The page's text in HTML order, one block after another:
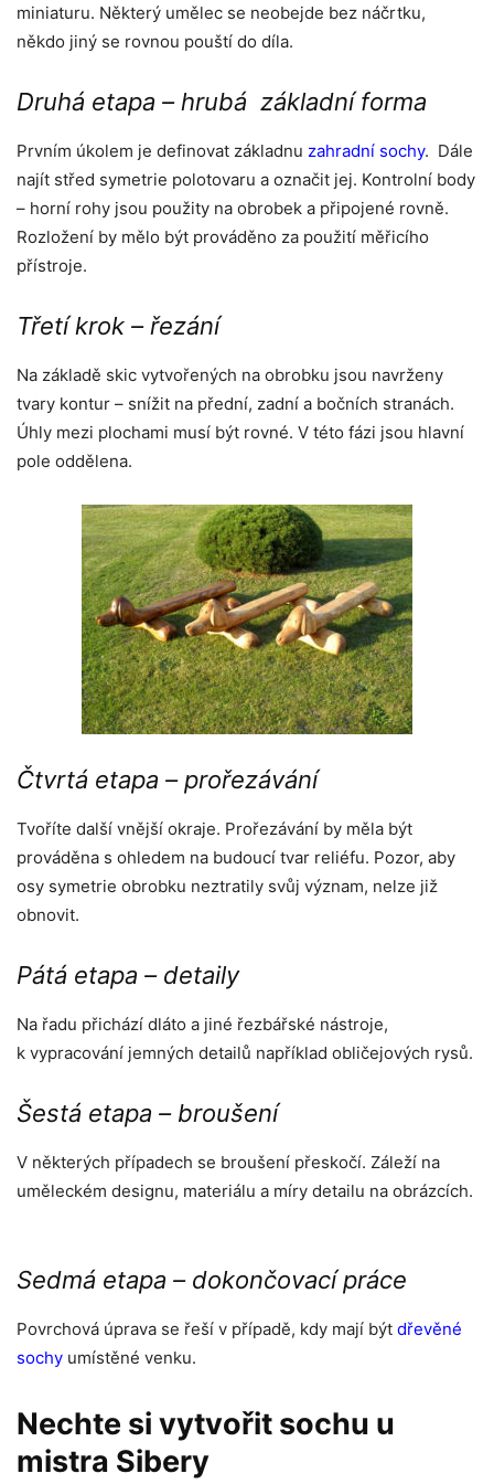
miniaturu. Některý umělec se neobejde bez náčrtku,
někdo jiný se rovnou pouští do díla.
Druhá etapa – hrubá základní forma
Prvním úkolem je definovat základnu zahradní sochy. Dále
najít střed symetrie polotovaru a označit jej. Kontrolní body
– horní rohy jsou použity na obrobek a připojené rovně.
Rozložení by mělo být prováděno za použití měřicího
přístroje.
Třetí krok – řezání
Na základě skic vytvořených na obrobku jsou navrženy
tvary kontur – snížit na přední, zadní a bočních stranách.
Úhly mezi plochami musí být rovné. V této fázi jsou hlavní
pole oddělena.
Čtvrtá etapa – prořezávání
Tvoříte další vnější okraje. Prořezávání by měla být
prováděna s ohledem na budoucí tvar reliéfu. Pozor, aby
osy symetrie obrobku neztratily svůj význam, nelze již
obnovit.
Pátá etapa – detaily
Na řadu přichází dláto a jiné řezbářské nástroje,
k vypracování jemných detailů například obličejových rysů.
Šestá etapa – broušení
V některých případech se broušení přeskočí. Záleží na
uměleckém designu, materiálu a míry detailu na obrázcích.
Sedmá etapa – dokončovací práce
Povrchová úprava se řeší v případě, kdy mají být dřevěné
sochy umístěné venku.
Nechte si vytvořit sochu u
mistra Sibery